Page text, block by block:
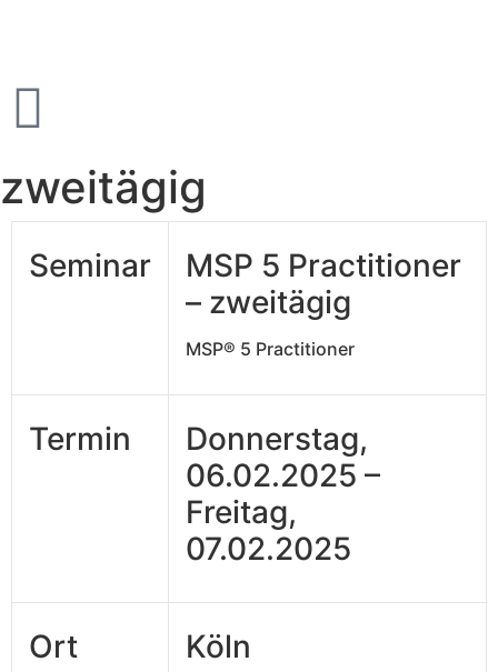
zweitägig
Seminar
MSP 5 Practitioner
– zweitägig
MSP® 5 Practitioner
Termin
Donnerstag,
06.02.2025 –
Freitag,
07.02.2025
Ort Köln